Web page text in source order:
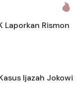
Laporkan Rismon
Ijazah Jokowi